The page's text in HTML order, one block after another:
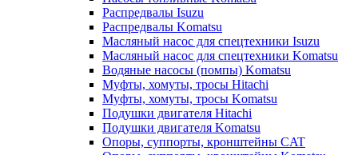
Распредвалы Isuzu
Распредвалы Komatsu
Масляный насос для спецтехники Isuzu
Масляный насос для спецтехники Komatsu
Водяные насосы (помпы) Komatsu
Муфты, хомуты, тросы Hitachi
Муфты, хомуты, тросы Komatsu
Подушки двигателя Hitachi
Подушки двигателя Komatsu
Опоры, суппорты, кронштейны CAT